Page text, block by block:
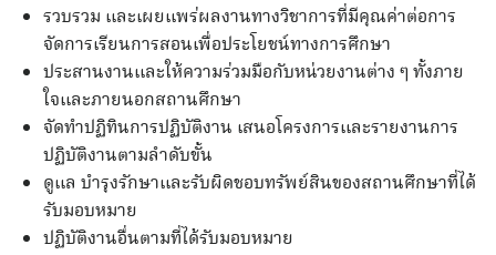
รวบรวม และเผยแพร่ผลงานทางวิชาการที่มีคุณค่าต่อการ
จัดการเรียนการสอนเพื่อประโยชน์ทางการศึกษา
ประสานงานและให้ความร่วมมือกับหน่วยงานต่าง ๆ ทั้งภาย
ใจและภายนอกสถานศึกษา
จัดทำปฏิทินการปฏิบัติงาน เสนอโครงการและรายงานการ
ปฏิบัติงานตามลำดับขั้น
ดูแล บำรุงรักษาและรับผิดชอบทรัพย์สินของสถานศึกษาที่ได้
รับมอบหมาย
ปฏิบัติงานอื่นตามที่ได้รับมอบหมาย